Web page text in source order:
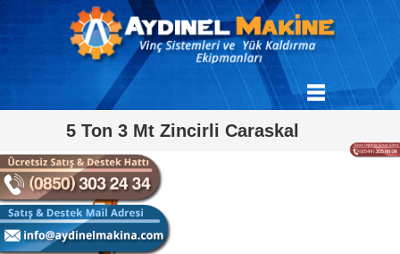
5 Ton 3 Mt Zincirli Caraskal